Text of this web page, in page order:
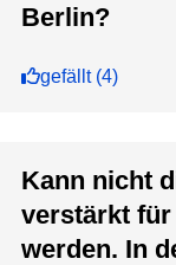
Berlin?
gefällt(4)
Kann nicht
verstärkt
werden. In